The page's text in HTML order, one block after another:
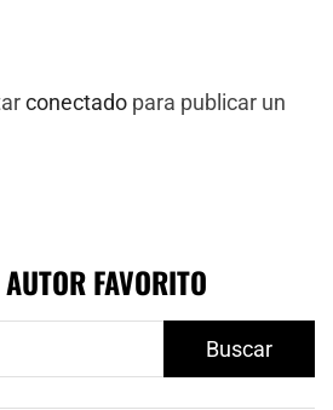
conectado para publicar un
FAVORITO